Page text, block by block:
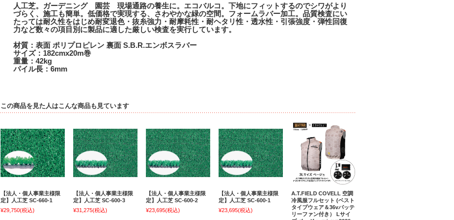
人工芝。ガーデニング 園芸 現場通路の養生に。エコバルコ。下地にフィットするのでシワがより
づらく、施工も簡単。低価格で実現する、さわやかな緑の空間。フォームラバー加工。品質検査にい
たっては耐久性をはじめ耐変退色・抜糸強力・耐摩耗性・耐ヘタリ性・透水性・引張強度・弾性回復
力など数々の項目別に製品に適した厳しい検査を実行しています。
材質：表面 ポリプロピレン 裏面 S.B.R.エンボスラバー
サイズ：182cmx20m巻
重量：42kg
パイル長：6mm
この商品を見た人はこんな商品も見ています
【法人・個人事業主様限
定】人工芝 SC-660-1
¥29,750(税込)
【法人・個人事業主様限
定】人工芝 SC-600-3
¥31,275(税込)
【法人・個人事業主様限
定】人工芝 SC-600-2
¥23,695(税込)
【法人・個人事業主様限
定】人工芝 SC-600-1
¥23,695(税込)
A.T.FIELD COVELL 空調
冷風服フルセット (ベスト
タイプウェア＆36vバッテ
リーファン付き） Lサイ